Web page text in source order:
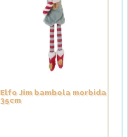
Elfo Jim bambola morbida
35cm